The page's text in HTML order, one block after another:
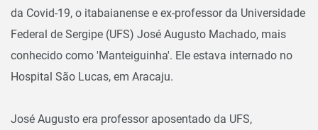
da Covid-19, o itabaianense e ex-professor da Universidade
Federal de Sergipe (UFS) José Augusto Machado, mais
conhecido como 'Manteiguinha'. Ele estava internado no
Hospital São Lucas, em Aracaju.
José Augusto era professor aposentado da UFS,